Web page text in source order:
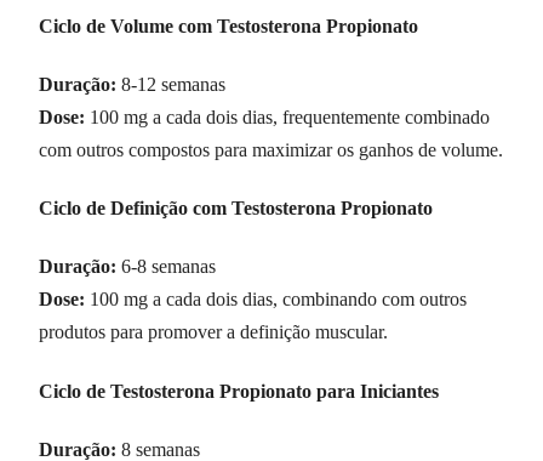
Ciclo de Volume com Testosterona Propionato
Duração: 8-12 semanas
Dose: 100 mg a cada dois dias, frequentemente combinado
com outros compostos para maximizar os ganhos de volume.
Ciclo de Definição com Testosterona Propionato
Duração: 6-8 semanas
Dose: 100 mg a cada dois dias, combinando com outros
produtos para promover a definição muscular.
Ciclo de Testosterona Propionato para Iniciantes
Duração: 8 semanas